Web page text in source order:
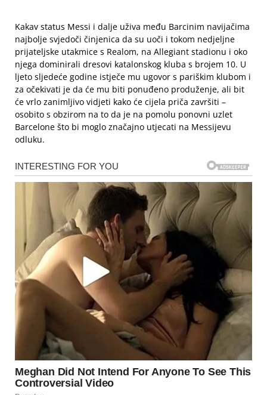
Kakav status Messi i dalje uživa među Barcinim navijačima
najbolje svjedoči činjenica da su uoči i tokom nedjeljne
prijateljske utakmice s Realom, na Allegiant stadionu i oko
njega dominirali dresovi katalonskog kluba s brojem 10. U
ljeto sljedeće godine istječe mu ugovor s pariškim klubom i
za očekivati je da će mu biti ponuđeno produženje, ali bit
će vrlo zanimljivo vidjeti kako će cijela priča završiti –
osobito s obzirom na to da je na pomolu ponovni uzlet
Barcelone što bi moglo značajno utjecati na Messijevu
odluku.